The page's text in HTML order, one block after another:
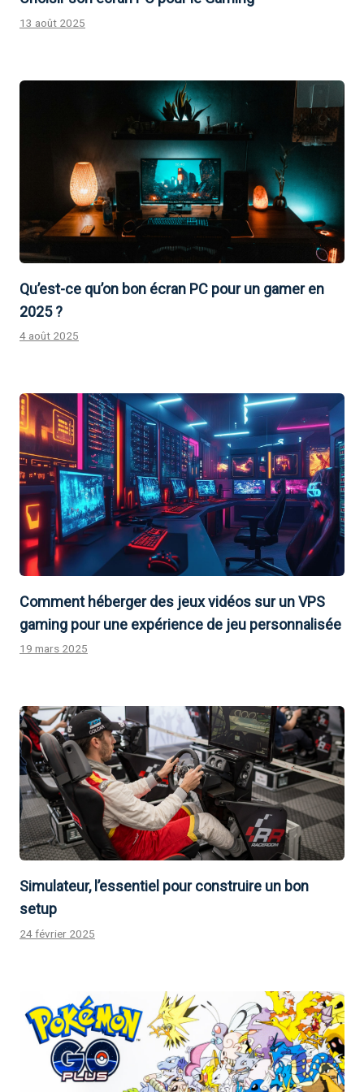
13 août 2025
Qu’est-ce qu’on bon écran PC pour un gamer en
2025 ?
4 août 2025
Comment héberger des jeux vidéos sur un VPS
gaming pour une expérience de jeu personnalisée
19 mars 2025
Simulateur, l’essentiel pour construire un bon
setup
24 février 2025